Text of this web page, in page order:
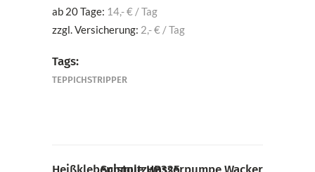
ab 20 Tage: 14,- € / Tag
zzgl. Versicherung: 2,- € / Tag
Tags:
TEPPICHSTRIPPER